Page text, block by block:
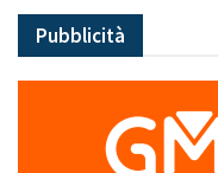
Pubblicità